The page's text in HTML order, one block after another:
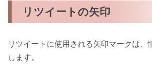
リツイートの矢印
リツイートに使用される矢印マークは、
します。